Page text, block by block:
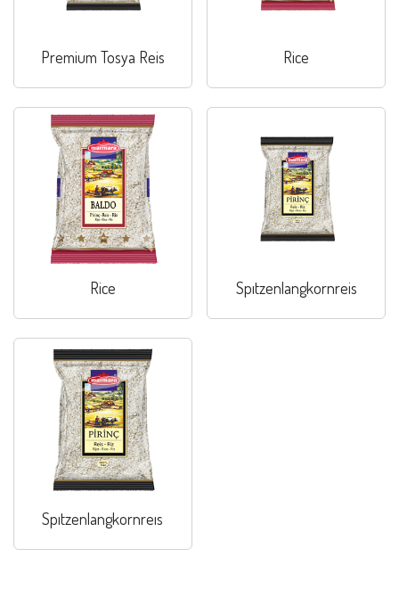
Premium Tosya Reis Rice
Rice Spıtzenlangkornreis
Spıtzenlangkornreıs